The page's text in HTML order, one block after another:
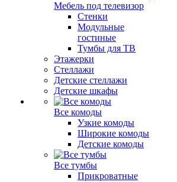
Мебель под телевизор
Стенки
Модульные
гостиные
Тумбы для ТВ
Этажерки
Стеллажи
Детские стеллажи
Детские шкафы
Все комоды
Узкие комоды
Широкие комоды
Детские комоды
Все тумбы
Прикроватные